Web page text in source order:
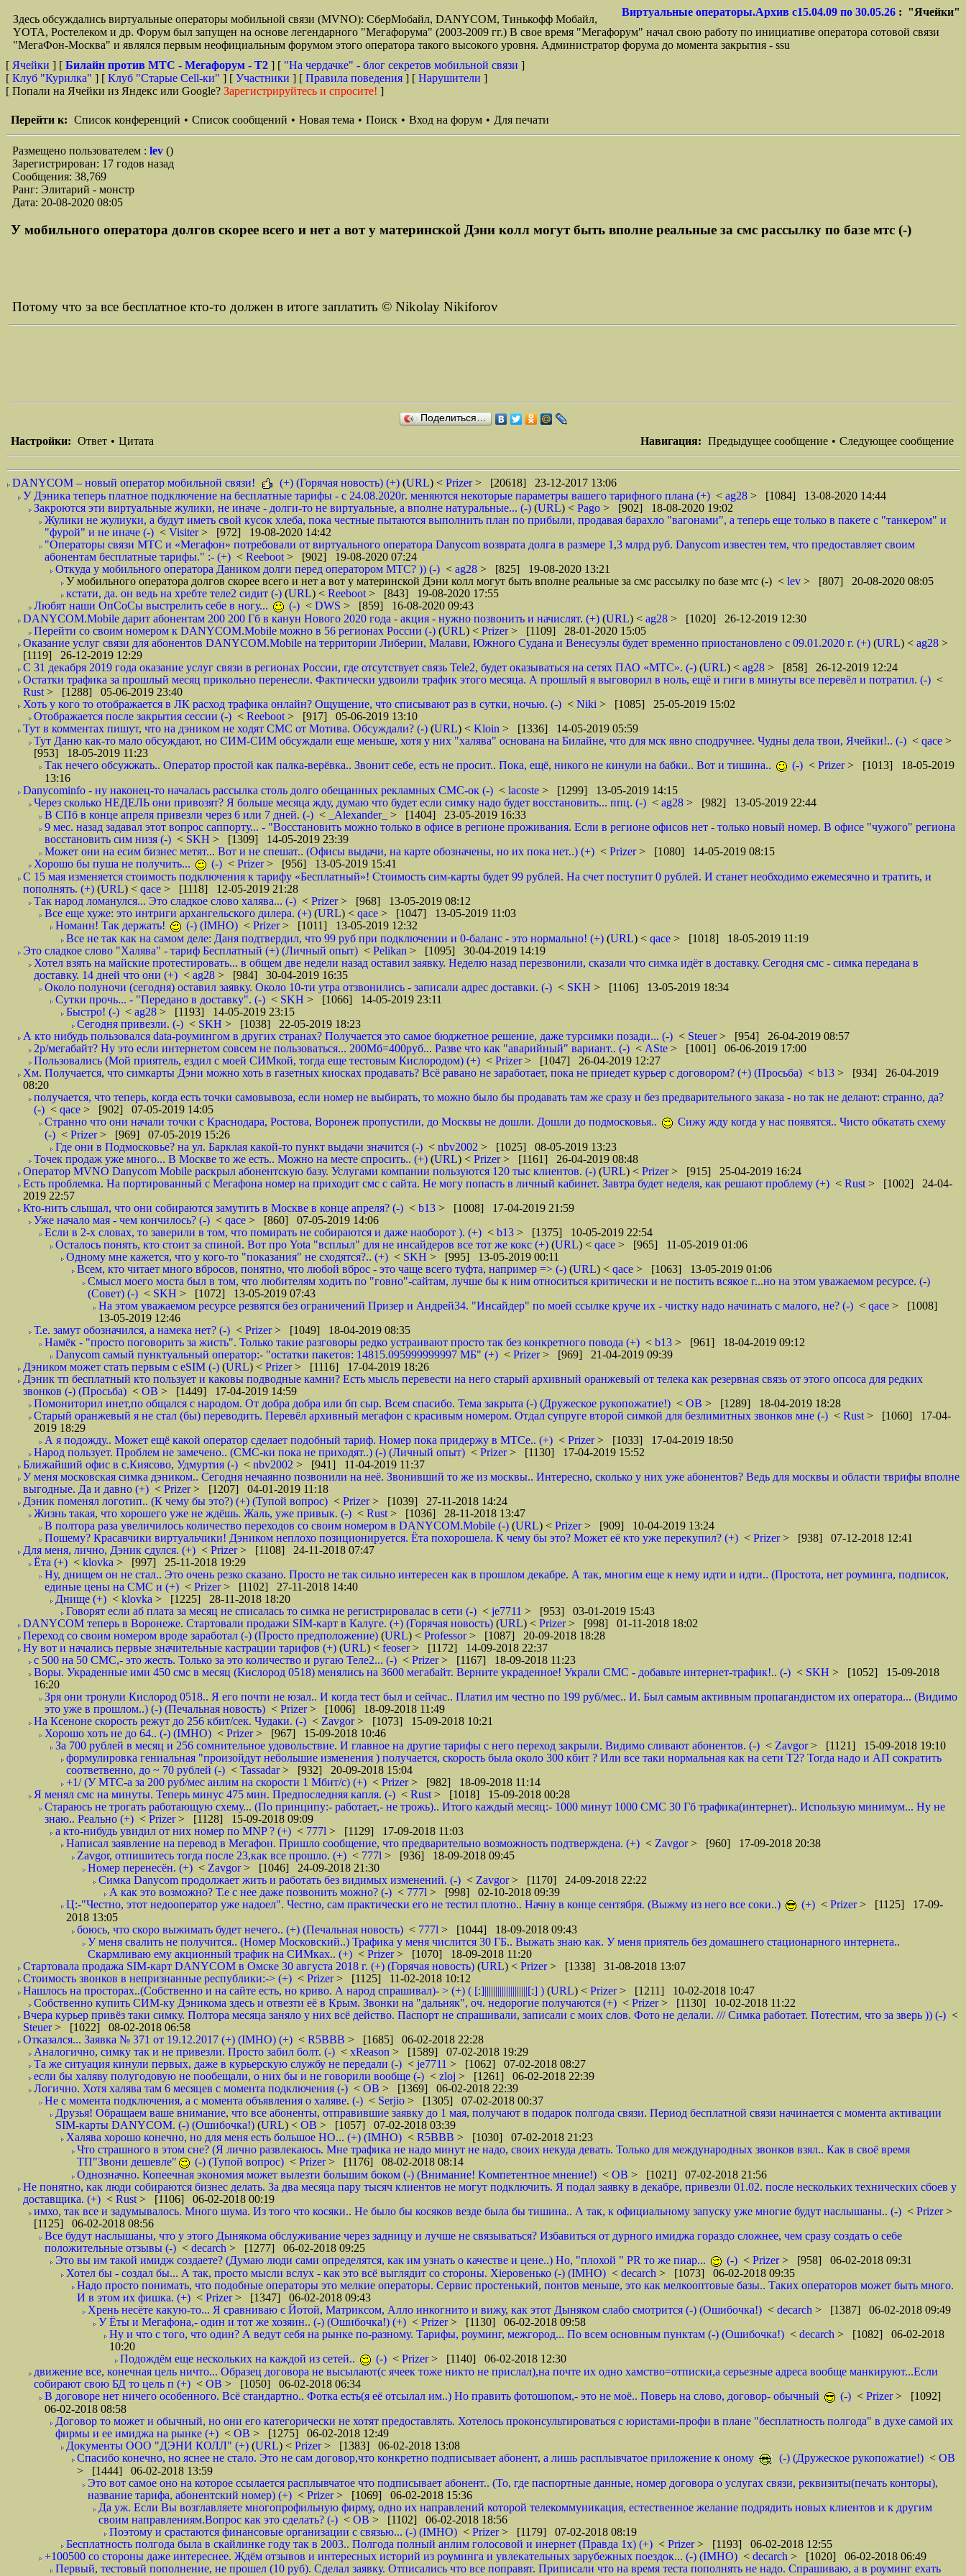
Виртуальные операторы.Архив с15.04.09 по 30.05.26 : "Ячейки"
Здесь обсуждались виртуальные операторы мобильной связи (MVNO): СберМобайл, DANYCOM, Тинькофф Мобайл,
YOTA, Ростелеком и др. Форум был запущен на основе легендарного "Мегафорума" (2003-2009 гг.) В свое время "Мегафорум" начал свою работу по инициативе оператора сотовой связи
"МегаФон-Москва" и являлся первым неофициальным форумом этого оператора такого высокого уровня. Администратор форума до момента закрытия - ssu
[ Ячейки ] [ Билайн против МТС - Мегафорум - T2 ] [ "На чердачке" - блог секретов мобильной связи ]
[ Клуб "Курилка" ] [ Клуб "Старые Сell-ки" ] [ Участники ] [ Правила поведения ] [ Нарушители ]
[ Попали на Ячейки из Яндекс или Google? Зарегистрируйтесь и спросите! ]
Перейти к: Список конференций • Список сообщений • Новая тема • Поиск • Вход на форум • Для печати
Размещено пользователем : lev ()
Зарегистрирован: 17 годов назад
Сообщения: 38,769
Ранг: Элитарий - монстр
Дата: 20-08-2020 08:05
У мобильного оператора долгов скорее всего и нет а вот у материнской Дэни колл могут быть вполне реальные за смс рассылку по базе мтс (-)
Потому что за все бесплатное кто-то должен в итоге заплатить © Nikolay Nikiforov
Поделиться…
Навигация: Предыдущее сообщение • Следующее сообщение
Настройки: Ответ • Цитата
DANYCOM – новый оператор мобильной связи! (+) (Горячая новость) (+) (URL) < Prizer> [20618] 23-12-2017 13:06
У Дэника теперь платное подключение на бесплатные тарифы - с 24.08.2020г. меняются некоторые параметры вашего тарифного плана (+) < ag28 > [1084] 13-08-2020 14:44
Закроются эти виртуальные жулики, не иначе - долги-то не виртуальные, а вполне натуральные... (-) (URL) < Pago > [902] 18-08-2020 19:02
Жулики не жулиуки, а будут иметь свой кусок хлеба, пока честные пытаются выполнить план по прибыли, продавая барахло "вагонами", а теперь еще только в пакете с "танкером" и
"фурой" и не иначе (-) < Visiter> [972] 19-08-2020 14:42
"Операторы связи МТС и «Мегафон» потребовали от виртуального оператора Danycom возврата долга в размере 1,3 млрд руб. Danycom известен тем, что предоставляет своим
абонентам бесплатные тарифы." :- (+) < Reeboot > [902] 19-08-2020 07:24
Откуда у мобильного оператора Даником долги перед оператором МТС? )) (-) < ag28 > [825] 19-08-2020 13:21
У мобильного оператора долгов скорее всего и нет а вот у материнской Дэни колл могут быть вполне реальные за смс рассылку по базе мтс (-) < lev > [807] 20-08-2020 08:05
кстати, да. он ведь на хребте теле2 сидит (-) (URL) < Reeboot > [843] 19-08-2020 17:55
Любят наши ОпСоСы выстрелить себе в ногу...
(-) < DWS > [859] 16-08-2020 09:43
DANYCOM.Mobile дарит абонентам 200 200 Гб в канун Нового 2020 года - акция - нужно позвонить и начислят. (+) (URL) < ag28 > [1020] 26-12-2019 12:30
Перейти со своим номером к DANYCOM.Mobile можно в 56 регионах России (-) (URL) < Prizer> [1109] 28-01-2020 15:05
Оказание услуг связи для абонентов DANYCOM.Mobile на территории Либерии, Малави, Южного Судана и Венесуэлы будет временно приостановлено с 09.01.2020 г. (+) (URL) < ag28 >
[1119] 26-12-2019 12:29
С 31 декабря 2019 года оказание услуг связи в регионах России, где отсутствует связь Tele2, будет оказываться на сетях ПАО «МТС». (-) (URL) < ag28 > [858] 26-12-2019 12:24
Остатки трафика за прошлый месяц прикольно перенесли. Фактически удвоили трафик этого месяца. А прошлый я выговорил в ноль, ещё и гиги в минуты все перевёл и потратил. (-) <
Rust > [1288] 05-06-2019 23:40
Хоть у кого то отображается в ЛК расход трафика онлайн? Ощущение, что списывают раз в сутки, ночью. (-) < Niki > [1085] 25-05-2019 15:02
Отображается после закрытия сессии (-) < Reeboot > [917] 05-06-2019 13:10
Тут в комментах пишут, что на дэником не ходят СМС от Мотива. Обсуждали? (-) (URL) < Kloin > [1336] 14-05-2019 05:59
Тут Даню как-то мало обсуждают, но СИМ-СИМ обсуждали еще меньше, хотя у них "халява" основана на Билайне, что для мск явно сподручнее. Чудны дела твои, Ячейки!.. (-) < qace >
[953] 18-05-2019 11:23
Так нечего обсужжать.. Оператор простой как палка-верёвка.. Звонит себе, есть не просит.. Пока, ещё, никого не кинули на бабки.. Вот и тишина..
(-) < Prizer> [1013] 18-05-2019
13:16
Danycominfo - ну наконец-то началась рассылка столь долго обещанных рекламных СМС-ок (-) < lacoste > [1299] 13-05-2019 14:15
Через сколько НЕДЕЛЬ они привозят? Я больше месяца жду, думаю что будет если симку надо будет восстановить... ппц. (-) < ag28 > [982] 13-05-2019 22:44
В СПб в конце апреля привезли через 6 или 7 дней. (-) < _Alexander_ > [1404] 23-05-2019 16:33
9 мес. назад задавал этот вопрос саппорту... - "Восстановить можно только в офисе в регионе проживания. Если в регионе офисов нет - только новый номер. В офисе "чужого" региона
восстановить сим низя (-) < SKH > [1309] 14-05-2019 23:39
Может они на есим бизнес метят... Вот и не спешат.. (Офисы выдачи, на карте обозначены, но их пока нет..) (+) < Prizer> [1080] 14-05-2019 08:15
Хорошо бы пуша не получить...
(-) < Prizer> [956] 13-05-2019 15:41
С 15 мая изменяется стоимость подключения к тарифу «Бесплатный»! Стоимость сим-карты будет 99 рублей. На счет поступит 0 рублей. И станет необходимо ежемесячно и тратить, и
пополнять. (+) (URL) < qace > [1118] 12-05-2019 21:28
Так народ ломанулся... Это сладкое слово халява... (-) < Prizer> [968] 13-05-2019 08:12
Все еще хуже: это интриги архангельского дилера. (+) (URL) < qace > [1047] 13-05-2019 11:03
Номанн! Так держать!
(-) (IMHO) < Prizer> [1011] 13-05-2019 12:32
Все не так как на самом деле: Даня подтвердил, что 99 руб при подключении и 0-баланс - это нормально! (+) (URL) < qace > [1018] 18-05-2019 11:19
Это сладкое слово "Халява" - тариф Бесплатный (+) (Личный опыт) < Pelikan > [1095] 30-04-2019 14:19
Хотел взять на майские протестировать... в общем две недели назад оставил заявку. Неделю назад перезвонили, сказали что симка идёт в доставку. Сегодня смс - симка передана в
доставку. 14 дней что они (+) < ag28 > [984] 30-04-2019 16:35
Около полуночи (сегодня) оставил заявку. Около 10-ти утра отзвонились - записали адрес доставки. (-) < SKH > [1106] 13-05-2019 18:34
Сутки прочь... - "Передано в доставку". (-) < SKH > [1066] 14-05-2019 23:11
Быстро! (-) < ag28 > [1193] 14-05-2019 23:15
Сегодня привезли. (-) < SKH > [1038] 22-05-2019 18:23
А кто нибудь пользовался data-роумингом в других странах? Получается это самое бюджетное решение, даже турсимки позади... (-) < Steuer> [954] 26-04-2019 08:57
2р/мегабайт? Ну это если интернетом совсем не пользоваться... 200Мб=400руб... Разве что как "аварийный" вариант.. (-) < ASte > [1001] 06-06-2019 17:00
Пользовались (Мой приятель, ездил с моей СИМкой, тогда еще тестовым Кислородом) (+) < Prizer> [1047] 26-04-2019 12:27
Хм. Получается, что симкарты Дэни можно хоть в газетных киосках продавать? Всё равано не заработает, пока не приедет курьер с договором? (+) (Просьба) < b13 > [934] 26-04-2019
08:20
получается, что теперь, когда есть точки самовывоза, если номер не выбирать, то можно было бы продавать там же сразу и без предварительного заказа - но так не делают: странно, да?
(-) < qace > [902] 07-05-2019 14:05
Странно что они начали точки с Краснодара, Ростова, Воронеж пропустили, до Москвы не дошли. Дошли до подмосковья..
Сижу жду когда у нас появятся.. Чисто обкатать схему
(-) < Prizer> [969] 07-05-2019 15:26
Где они в Подмосковье? на ул. Барклая какой-то пункт выдачи значится (-) < nbv2002 > [1025] 08-05-2019 13:23
Точек продаж уже много... В Москве то же есть.. Можно на месте спросить.. (+) (URL) < Prizer> [1161] 26-04-2019 08:48
Оператор MVNO Danycom Mobile раскрыл абонентскую базу. Услугами компании пользуются 120 тыс клиентов. (-) (URL) < Prizer> [915] 25-04-2019 16:24
Есть проблемка. На портированный с Мегафона номер на приходит смс с сайта. Не могу попасть в личный кабинет. Завтра будет неделя, как решают проблему (+) < Rust > [1002] 24-04-
2019 22:57
Кто-нить слышал, что они собираются замутить в Москве в конце апреля? (-) < b13 > [1008] 17-04-2019 21:59
Уже начало мая - чем кончилось? (-) < qace > [860] 07-05-2019 14:06
Если в 2-х словах, то заверили в том, что помирать не собираются и даже наоборот ). (+) < b13 > [1375] 10-05-2019 22:54
Осталось понять, кто стоит за спиной. Вот про Yota "всплыл" для не инсайдеров все тот же кокс (+) (URL) < qace > [965] 11-05-2019 01:06
Одному мне кажется, что у кого-то "показания" не сходятся?.. (+) < SKH > [995] 13-05-2019 00:11
Всем, кто читает много вбросов, понятно, что любой вброс - это чаще всего туфта, например => (-) (URL) < qace > [1063] 13-05-2019 01:06
Смысл моего моста был в том, что любителям ходить по "говно"-сайтам, лучше бы к ним относиться критически и не постить всякое г...но на этом уважаемом ресурсе. (-)
(Совет) (-) < SKH > [1072] 13-05-2019 07:43
На этом уважаемом ресурсе резвятся без ограничений Призер и Андрей34. "Инсайдер" по моей ссылке круче их - чистку надо начинать с малого, не? (-) < qace > [1008]
13-05-2019 12:46
Т.е. замут обозначился, а намека нет? (-) < Prizer> [1049] 18-04-2019 08:35
Намёк - "просто поговорить за жисть". Только такие разговоры редко устраивают просто так без конкретного повода (+) < b13 > [961] 18-04-2019 09:12
Danycom самый пунктуальный оператор:- "остатки пакетов: 14815.095999999997 МБ" (+) < Prizer> [969] 21-04-2019 09:39
Дэником может стать первым с еSIM (-) (URL) < Prizer> [1116] 17-04-2019 18:26
Дэник тп бесплатный кто пользует и каковы подводные камни? Есть мысль перевести на него старый архивный оранжевый от телека как резервная связь от этого опсоса для редких
звонков (-) (Просьба) < ОВ > [1449] 17-04-2019 14:59
Помониторил инет,по общался с народом. От добра добра или бп сыр. Всем спасибо. Тема закрыта (-) (Дружеское рукопожатие!) < ОВ > [1289] 18-04-2019 18:28
Старый оранжевый я не стал (бы) переводить. Перевёл архивный мегафон с красивым номером. Отдал супруге второй симкой для безлимитных звонков мне (-) < Rust > [1060] 17-04-
2019 18:29
А я подожду.. Может ещё какой оператор сделает подобный тариф. Номер пока придержу в МТСе.. (+) < Prizer> [1033] 17-04-2019 18:50
Народ пользует. Проблем не замечено.. (СМС-ки пока не приходят..) (-) (Личный опыт) < Prizer> [1130] 17-04-2019 15:52
Ближайший офис в с.Киясово, Удмуртия (-) < nbv2002 > [941] 11-04-2019 11:37
У меня московская симка дэником.. Сегодня нечаянно позвонили на неё. Звонивший то же из москвы.. Интересно, сколько у них уже абонентов? Ведь для москвы и области тврифы вполне
выгодные. Да и давно (+) < Prizer> [1207] 04-01-2019 11:18
Дэник поменял логотип.. (К чему бы это?) (+) (Тупой вопрос) < Prizer> [1039] 27-11-2018 14:24
Жизнь такая, что хорошего уже не ждёшь. Жаль, уже привык. (-) < Rust > [1036] 28-11-2018 13:47
В полтора раза увеличилось количество переходов со своим номером в DANYCOM.Mobile (-) (URL) < Prizer> [909] 10-04-2019 13:24
Пошему? Красавчики виртуальчики! Дэником неплохо позиционируется. Ёта похорошела. К чему бы это? Может её кто уже перекупил? (+) < Prizer> [938] 07-12-2018 12:41
Для меня, лично, Дэник сдулся. (+) < Prizer> [1108] 24-11-2018 07:47
Ёта (+) < klovka > [997] 25-11-2018 19:29
Ну, днищем он не стал.. Это очень резко сказано. Просто не так сильно интересен как в прошлом декабре. А так, многим еще к нему идти и идти.. (Простота, нет роуминга, подписок,
единые цены на СМС и (+) < Prizer> [1102] 27-11-2018 14:40
Днище (+) < klovka > [1225] 28-11-2018 18:20
Говорят если аб плата за месяц не списалась то симка не регистрировалас в сети (-) < je7711 > [953] 03-01-2019 15:43
DANYCOM теперь в Воронеже. Стартовали продажи SIM-карт в Калуге. (+) (Горячая новость) (URL) < Prizer> [998] 01-11-2018 18:02
Переход со своим номером вроде заработал (-) (Просто предположение) (URL) < Professor> [1087] 20-09-2018 18:28
Ну вот и начались первые значительные кастрации тарифов (+) (URL) < feoser> [1172] 14-09-2018 22:37
с 500 на 50 СМС,- это жесть. Только за это количество и ругаю Теле2... (-) < Prizer> [1167] 18-09-2018 11:23
Воры. Украденные ими 450 смс в месяц (Кислород 0518) менялись на 3600 мегабайт. Верните украденное! Украли СМС - добавьте интернет-трафик!.. (-) < SKH > [1052] 15-09-2018
16:20
Зря они тронули Кислород 0518.. Я его почти не юзал.. И когда тест был и сейчас.. Платил им честно по 199 руб/мес.. И. Был самым активным пропагандистом их оператора... (Видимо
это уже в прошлом..) (-) (Печальная новость) < Prizer> [1006] 18-09-2018 11:49
На Ксеноне скорость режут до 256 кбит/сек. Чудаки. (-) < Zavgor> [1073] 15-09-2018 10:21
Хорошо хоть не до 64.. (-) (IMHO) < Prizer> [967] 15-09-2018 10:46
За 700 рублей в месяц и 256 сомнительное удовольствие. И главное на другие тарифы с него переход закрыли. Видимо сливают абонентов. (-) < Zavgor> [1121] 15-09-2018 19:10
формулировка гениальная "произойдут небольшие изменения ) получается, скорость была около 300 кбит ? Или все таки нормальная как на сети Т2? Тогда надо и АП сократить
соответвенно, до ~ 70 рублей (-) < Tassadar> [932] 20-09-2018 15:04
+1/ (У МТС-а за 200 руб/мес анлим на скорости 1 Мбит/с) (+) < Prizer> [982] 18-09-2018 11:14
Я менял смс на минуты. Теперь минус 475 мин. Предпоследняя капля. (-) < Rust > [1018] 15-09-2018 00:28
Стараюсь не трогать работающую схему... (По принципу:- работает,- не трожь).. Итого каждый месяц:- 1000 минут 1000 СМС 30 Гб трафика(интернет).. Использую минимум... Ну не
знаю.. Реально (+) < Prizer> [1128] 15-09-2018 09:09
а кто-нибудь увидил от них номер по MNP ? (+) < 777l > [1129] 17-09-2018 11:03
Написал заявление на перевод в Мегафон. Пришло сообщение, что предварительно возможность подтверждена. (+) < Zavgor> [960] 17-09-2018 20:38
Zavgor, отпишитесь тогда после 23,как все прошло. (+) < 777l > [936] 18-09-2018 09:45
Номер перенесён. (+) < Zavgor> [1046] 24-09-2018 21:30
Симка Danycom продолжает жить и работать без видимых изменений. (-) < Zavgor> [1170] 24-09-2018 22:22
А как это возможно? Т.е с нее даже позвонить можно? (-) < 777l > [998] 02-10-2018 09:39
Ц:-"Честно, этот недооператор уже надоел". Честно, сам практически его не тестил плотно.. Начну в конце сентября. (Выжму из него все соки..)
(+) < Prizer> [1125] 17-09-
2018 13:05
боюсь, что скоро выжимать будет нечего.. (+) (Печальная новость) < 777l > [1044] 18-09-2018 09:43
У меня свалить не получится.. (Номер Московский..) Трафика у меня числится 30 ГБ.. Выжать знаю как. У меня приятель без домашнего стационарного интернета..
Скармливаю ему акционный трафик на СИМках.. (+) < Prizer> [1070] 18-09-2018 11:20
Стартовала продажа SIM-карт DANYCOM в Омске 30 августа 2018 г. (+) (Горячая новость) (URL) < Prizer> [1338] 31-08-2018 13:07
Стоимость звонков в непризнанные республики:-> (+) < Prizer> [1125] 11-02-2018 10:12
Нашлось на просторах..(Собственно и на сайте есть, но криво. А народ спрашивал)- > (+) ( [:]||||||||||||||||||||[:] ) (URL) < Prizer> [1211] 10-02-2018 10:47
Собственно купить СИМ-ку Дэникома здесь и отвезти её в Крым. Звонки на "дальняк", оч. недорогие получаются (+) < Prizer> [1130] 10-02-2018 11:22
Вчера курьер привёз таки симку. Полтора месяца заняло у них всё действо. Паспорт не спрашивали, записали с моих слов. Фото не делали. /// Симка работает. Потестим, что за зверь )) (-) <
Steuer> [1022] 08-02-2018 06:58
Отказался... Заявка № 371 от 19.12.2017 (+) (IMHO) (+) < R5BBB > [1685] 06-02-2018 22:28
Аналогично, симку так и не привезли. Просто забил болт. (-) < xReason > [1589] 07-02-2018 19:29
Та же ситуация кинули первых, даже в курьерскую службу не передали (-) < je7711 > [1062] 07-02-2018 08:27
если бы халяву полугодовую не пообещали, о них бы и не говорили вообще (-) < zloj > [1261] 06-02-2018 22:39
Логично. Хотя халява там 6 месяцев с момента подключения (-) < ОВ > [1369] 06-02-2018 22:39
Не с момента подключения, а с момента объявления о халяве. (-) < Serjio > [1305] 07-02-2018 00:37
Друзья! Обращаем ваше внимание, что все абоненты, отправившие заявку до 1 мая, получают в подарок полгода связи. Период бесплатной связи начинается с момента активации
SIM-карты DANYCOM. (-) (Ошибочка!) (URL) < ОВ > [1057] 07-02-2018 03:39
Халява хорошо конечно, но для меня есть большое НО... (+) (IMHO) < R5BBB > [1030] 07-02-2018 21:23
Что страшного в этом сне? (Я лично развлекаюсь. Мне трафика не надо минут не надо, своих некуда девать. Только для международных звонков взял.. Как в своё время
ТП"Звони дешевле"
(-) (Тупой вопрос) < Prizer> [1176] 08-02-2018 08:14
Однозначно. Копеечная экономия может вылезти большим боком (-) (Внимание! Kомпетентное мнение!) < ОВ > [1021] 07-02-2018 21:56
Не понятно, как люди собираются бизнес делать. За два месяца пару тысяч клиентов не могут подключить. Я подал заявку в декабре, привезли 01.02. после нескольких технических сбоев у
доставщика. (+) < Rust > [1106] 06-02-2018 00:19
имхо, так все и задумывалось. Много шума. Из того что косяки.. Не было бы косяков везде была бы тишина.. А так, к официальному запуску уже многие будут наслышаны.. (-) < Prizer>
[1125] 06-02-2018 08:56
Все будут наслышаны, что у этого Дынякома обслуживание через задницу и лучше не связываться? Избавиться от дурного имиджа гораздо сложнее, чем сразу создать о себе
положительные отзывы (-) < decarch > [1277] 06-02-2018 09:25
Это вы им такой имидж создаете? (Думаю люди сами определятся, как им узнать о качестве и цене..) Но, "плохой " PR то же пиар...
(-) < Prizer> [958] 06-02-2018 09:31
Хотел бы - создал бы... А так, просто мысли вслух - как это всё выглядит со стороны. Хieровенько (-) (IMHO) < decarch > [1073] 06-02-2018 09:35
Надо просто понимать, что подобные операторы это мелкие операторы. Сервис простенький, понтов меньше, это как мелкооптовые базы.. Таких операторов может быть много.
И в этом их фишка. (+) < Prizer> [1347] 06-02-2018 09:43
Хрень несёте какую-то... Я сравниваю с Йотой, Матриксом, Алло инкогнито и вижу, как этот Дыняком слабо смотрится (-) (Ошибочка!) < decarch > [1387] 06-02-2018 09:49
У Ёты и Мегафона,- один и тот же хозяин.. (-) (Ошибочка!) (+) < Prizer> [1130] 06-02-2018 09:58
Ну и что с того, что один? А ведут себя на рынке по-разному. Тарифы, роуминг, межгород... По всем основным пунктам (-) (Ошибочка!) < decarch > [1082] 06-02-2018
10:20
Подождём еще нескольких на каждой из сетей..
(-) < Prizer> [1140] 06-02-2018 12:30
движение все, конечная цель ничто... Образец договора не высылают(с ячеек тоже никто не прислал),на почте их одно хамство=отписки,а серьезные адреса вообще манкируют...Если
собирают свою БД то цель п (+) < ОВ > [1050] 06-02-2018 06:34
В договоре нет ничего особенного. Всё стандартно.. Фотка есть(я её отсылал им..) Но править фотошопом,- это не моё.. Поверь на слово, договор- обычный
(-) < Prizer> [1092]
06-02-2018 08:58
Договор то может и обычный, но они его категорически не хотят предоставлять. Хотелось проконсультироваться с юристами-профи в плане "бесплатность полгода" в духе самой их
фирмы и ее имиджа на рынке (+) < ОВ > [1275] 06-02-2018 12:49
Документы ООО "ДЭНИ КОЛЛ" (+) (URL) < Prizer> [1383] 06-02-2018 13:08
Спасибо конечно, но яснее не стало. Это не сам договор,что конкретно подписывает абонент, а лишь расплывчатое приложение к оному
(-) (Дружеское рукопожатие!) < ОВ
> [1444] 06-02-2018 13:59
Это вот самое оно на которое ссылается расплывчатое что подписывает абонент.. (То, где паспортные данные, номер договора о услугах связи, реквизиты(печать конторы),
название тарифа, абонентский номер) (+) < Prizer> [1069] 06-02-2018 15:36
Да уж. Если Вы возглавляете многопрофильную фирму, одно их направлений которой телекоммуникация, естественное желание подрядить новых клиентов и к другим
своим направлениям.Вопрос как это сделать? (-) < ОВ > [1102] 06-02-2018 18:56
Поэтому и срастаются финансовые организации с связью... (-) (IMHO) < Prizer> [1179] 07-02-2018 08:19
Бесплатность полгода была в скайлинке году так в 2003.. Полгода полный анлим голосовой и инернет (Правда 1х) (+) < Prizer> [1193] 06-02-2018 12:55
+100500 со стороны даже интереснее. Ждём отзывов и интересных историй из роуминга и увлекательных зарубежных поездок... (-) (IMHO) < decarch > [1020] 06-02-2018 06:49
Первый, тестовый пополнение, не прошел (10 руб). Сделал заявку. Отписались что все поправят. Приписали что на время теста пополнять не надо. Спрашиваю, а в роуминг ехать